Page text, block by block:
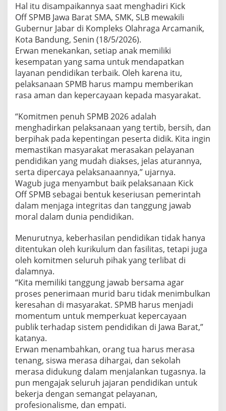
Hal itu disampaikannya saat menghadiri Kick
Off SPMB Jawa Barat SMA, SMK, SLB mewakili
Gubernur Jabar di Kompleks Olahraga Arcamanik,
Kota Bandung, Senin (18/5/2026).
Erwan menekankan, setiap anak memiliki
kesempatan yang sama untuk mendapatkan
layanan pendidikan terbaik. Oleh karena itu,
pelaksanaan SPMB harus mampu memberikan
rasa aman dan kepercayaan kepada masyarakat.
“Komitmen penuh SPMB 2026 adalah
menghadirkan pelaksanaan yang tertib, bersih, dan
berpihak pada kepentingan peserta didik. Kita ingin
memastikan masyarakat merasakan pelayanan
pendidikan yang mudah diakses, jelas aturannya,
serta dipercaya pelaksanaannya,” ujarnya.
Wagub juga menyambut baik pelaksanaan Kick
Off SPMB sebagai bentuk keseriusan pemerintah
dalam menjaga integritas dan tanggung jawab
moral dalam dunia pendidikan.
Menurutnya, keberhasilan pendidikan tidak hanya
ditentukan oleh kurikulum dan fasilitas, tetapi juga
oleh komitmen seluruh pihak yang terlibat di
dalamnya.
“Kita memiliki tanggung jawab bersama agar
proses penerimaan murid baru tidak menimbulkan
keresahan di masyarakat. SPMB harus menjadi
momentum untuk memperkuat kepercayaan
publik terhadap sistem pendidikan di Jawa Barat,”
katanya.
Erwan menambahkan, orang tua harus merasa
tenang, siswa merasa dihargai, dan sekolah
merasa didukung dalam menjalankan tugasnya. Ia
pun mengajak seluruh jajaran pendidikan untuk
bekerja dengan semangat pelayanan,
profesionalisme, dan empati.